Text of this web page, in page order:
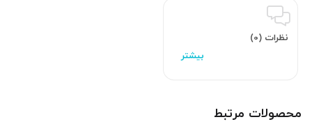
نظرات (0)
محصولات مرتبط